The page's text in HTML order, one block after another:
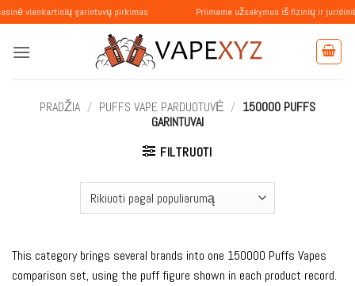
Skip
to
content
garintuvų pirkimas Priimame užsakymus iš fizinių ir juridinių asmenų.
PRADŽIA / PUFFS VAPE PARDUOTUVĖ / 150000 PUFFS
GARINTUVAI
FILTRUOTI
This category brings several brands into one 150000 Puffs Vapes
comparison set, using the puff figure shown in each product record.